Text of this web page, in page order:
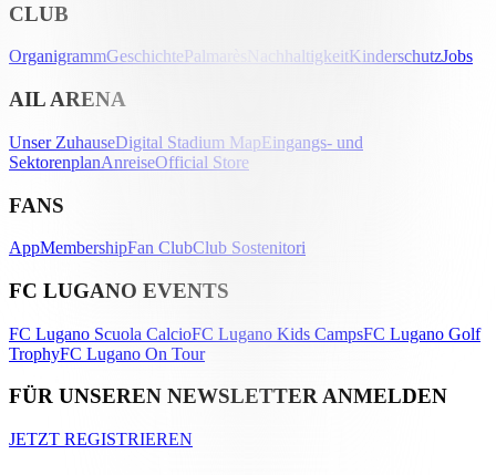
CLUB
OrganigrammGeschichtePalmarès NachhaltigkeitKinderschutzJobs
AIL ARENA
Unser ZuhauseDigital Stadium MapEingangs- und
SektorenplanAnreiseOfficial Store
FANS
AppMembershipFan ClubClub Sostenitori
FC LUGANO EVENTS
FC Lugano Scuola CalcioFC Lugano Kids CampsFC Lugano Golf
TrophyFC Lugano On Tour
FÜR UNSEREN NEWSLETTER ANMELDEN
JETZT REGISTRIEREN